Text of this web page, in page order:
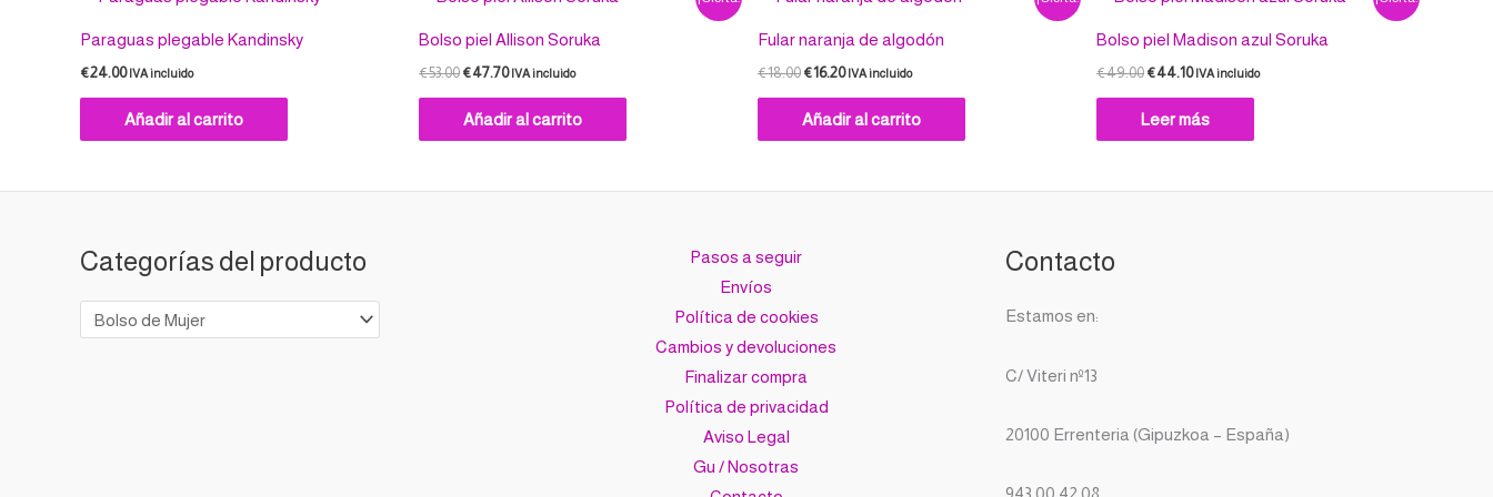
Paraguas plegable Kandinsky
€24.00 IVA incluido
Añadir al carrito
Bolso piel Allison Soruka
€53.00
precio
era:
€53.00.
€47.70
es:
€47.70.
IVA incluido
Añadir al carrito
Fular naranja de algodón
€18.00
era:
€18.00.
€16.20
precio
es:
€16.20.
IVA incluido
Añadir al carrito
Bolso piel Madison azul Soruka
€49.00
precio
era:
€49.00.
€44.10
es:
€44.10.
IVA incluido
Leer más
Categorías del producto
Pasos a seguir
Envíos
Política de cookies
Cambios y devoluciones
Finalizar compra
Política de privacidad
Aviso Legal
Gu / Nosotras
Contacto
Estamos en:
C/ Viteri nº13
20100 Errenteria (Gipuzkoa – España)
943 00 42 08